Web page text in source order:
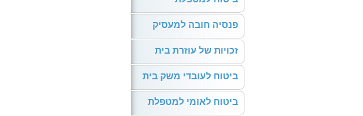
פנסיה חובה למעסיק
זכויות של עוזרת בית
ביטוח לעובדי משק בית
ביטוח לאומי למטפלת